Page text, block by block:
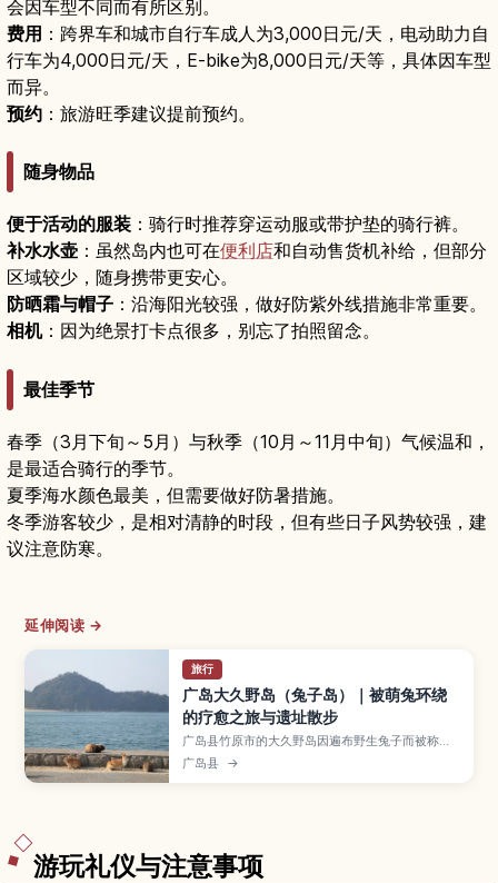
会因车型不同而有所区别。
费用 ：跨界车和城市自行车成人为3,000日元/天，电动助力自
行车为4,000日元/天，E-bike为8,000日元/天等，具体因车型
而异。
预约 ：旅游旺季建议提前预约。
随身物品
便于活动的服装 ：骑行时推荐穿运动服或带护垫的骑行裤。
补水水壶 ：虽然岛内也可在便利店和自动售货机补给，但部分
区域较少，随身携带更安心。
防晒霜与帽子 ：沿海阳光较强，做好防紫外线措施非常重要。
相机：因为绝景打卡点很多，别忘了拍照留念。
最佳季节
春季（3月下旬～5月）与秋季（10月～11月中旬）气候温和，
是最适合骑行的季节。
夏季海水颜色最美，但需要做好防暑措施。
冬季游客较少，是相对清静的时段，但有些日子风势较强，建
议注意防寒。
延伸阅读 →
旅行
广岛大久野岛（兔子岛）｜被萌兔环绕
的疗愈之旅与遗址散步
广岛县竹原市的大久野岛因遍布野生兔子而被称为
“兔子岛”，温柔的濑户内海风景与毒气工厂遗址在
此交织，气氛独特。本文介绍与兔子相处的正确方
广岛县 →
游玩礼仪与注意事项